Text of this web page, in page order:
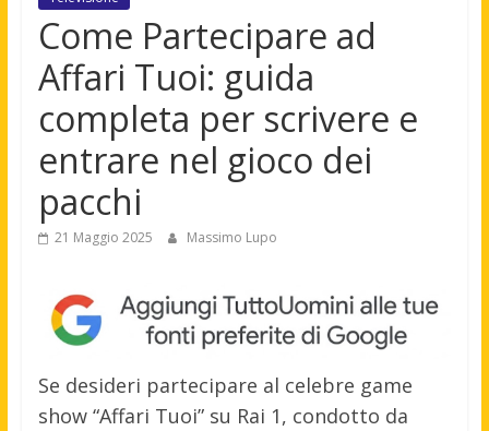
Come Partecipare ad
Affari Tuoi: guida
completa per scrivere e
entrare nel gioco dei
pacchi
21 Maggio 2025 Massimo Lupo
Se desideri partecipare al celebre game
show “Affari Tuoi” su Rai 1, condotto da